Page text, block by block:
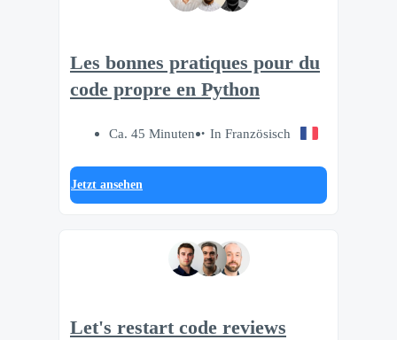
Les bonnes pratiques pour du
code propre en Python
Ca. 45 Minuten In Französisch
Jetzt ansehen
Let's restart code reviews